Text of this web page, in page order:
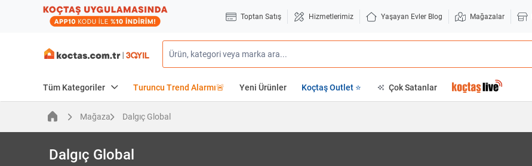
Toptan Satış Hizmetlerimiz Yaşayan Evler Blog Mağazalar
Tüm Kategoriler Turuncu Trend Alarmı🚨 Yeni Ürünler Koçtaş Outlet ⭐ Çok Satanlar
Mağaza Dalgıç Global
Dalgıç Global